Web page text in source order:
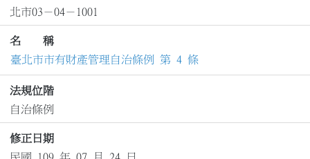
北市03－04－1001
名 稱
臺北市市有財產管理自治條例 第 4 條
法規位階
自治條例
修正日期
民國 109 年 07 月 24 日